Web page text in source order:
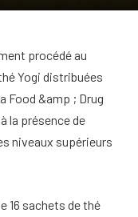
procédé au
Yogi distribuées
Food &amp ; Drug
la présence de
niveaux supérieurs
16 sachets de thé